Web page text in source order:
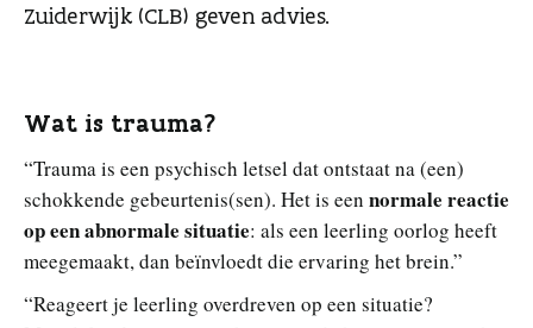
Zuiderwijk (CLB) geven advies.
Wat is trauma?
“Trauma is een psychisch letsel dat ontstaat na (een)
schokkende gebeurtenis(sen). Het is een normale reactie
op een abnormale situatie: als een leerling oorlog heeft
meegemaakt, dan beïnvloedt die ervaring het brein.”
“Reageert je leerling overdreven op een situatie?